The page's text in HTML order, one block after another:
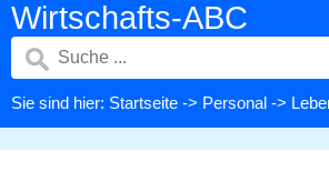
Wirtschafts-ABC
Sie sind hier: Startseite -> Personal ->